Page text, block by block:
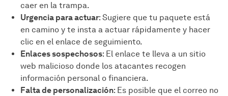
caer en la trampa.
Urgencia para actuar: Sugiere que tu paquete está
en camino y te insta a actuar rápidamente y hacer
clic en el enlace de seguimiento.
Enlaces sospechosos: El enlace te lleva a un sitio
web malicioso donde los atacantes recogen
información personal o financiera.
Falta de personalización: Es posible que el correo no